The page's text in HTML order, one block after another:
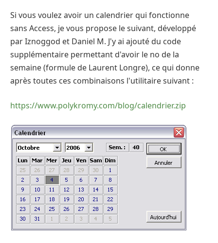
Si vous voulez avoir un calendrier qui fonctionne
sans Access, je vous propose le suivant, développé
par Iznoggod et Daniel M. J'y ai ajouté du code
supplémentaire permettant d'avoir le no de la
semaine (formule de Laurent Longre), ce qui donne
après toutes ces combinaisons l'utilitaire suivant :
https://www.polykromy.com/blog/calendrier.zip